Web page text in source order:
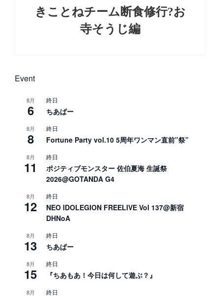
きことねチーム断食修行?お
寺そうじ編
Event
8月
6
終日
ちあぱー
8月
8
終日
Fortune Party vol.10 5周年ワンマン直前”祭”
8月
11
終日
ポジティブモンスター 佐伯夏海 生誕祭
2026@GOTANDA G4
8月
12
終日
NEO IDOLEGION FREELIVE Vol 137@新宿
DHNoA
8月
13
終日
ちあぱー
8月
15
終日
『ちあもあ！今日は何して遊ぶ？』
8月 終日